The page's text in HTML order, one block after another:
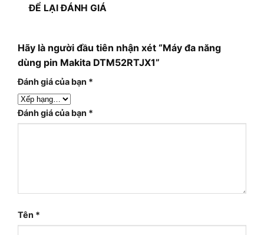
ĐỂ LẠI ĐÁNH GIÁ
Hãy là người đầu tiên nhận xét “Máy đa năng
dùng pin Makita DTM52RTJX1”
Đánh giá của bạn *
Đánh giá của bạn *
Tên *